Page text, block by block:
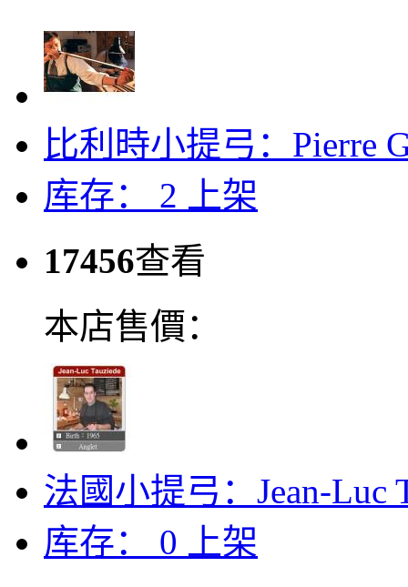
比利時小提弓：Pierre
库存： 2
上架
17456查看
本店售價：
法國小提弓：Jean-Luc
库存： 0
上架